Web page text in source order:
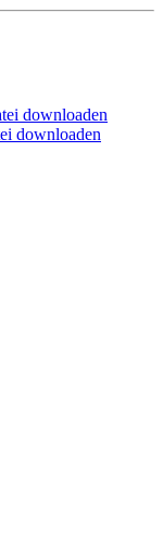
downloaden
downloaden